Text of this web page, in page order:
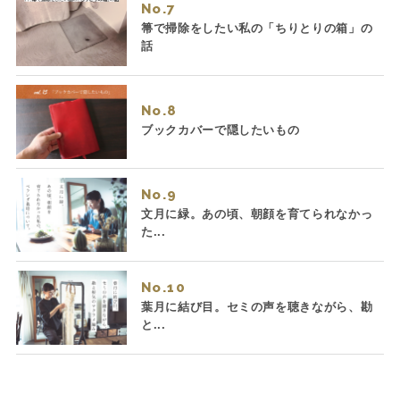
No.
箒で掃除をしたい私の「ちりとりの箱」の
話
No.
ブックカバーで隠したいもの
No.
文月に緑。あの頃、朝顔を育てられなかっ
た...
No.
葉月に結び目。セミの声を聴きながら、勘
と...